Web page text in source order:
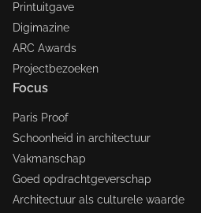
Printuitgave
Digimazine
ARC Awards
Projectbezoeken
Focus
Paris Proof
Schoonheid in architectuur
Vakmanschap
Goed opdrachtgeverschap
Architectuur als culturele waarde